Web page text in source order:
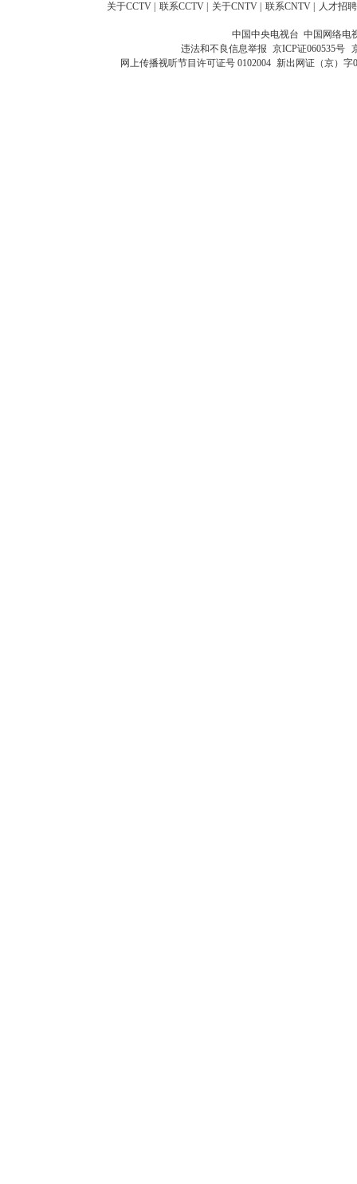
关于CCTV 联系CCTV 关于CNTV 联系CNTV 人才招聘
中国中央电视台 中国网络电
违法和不良信息举报 京ICP证060535号
网上传播视听节目许可证号 0102004 新出网证（京）